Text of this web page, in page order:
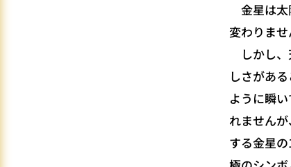
金星は太
変わりま
しかし、
しさがあ
ように瞬
れません
する金星